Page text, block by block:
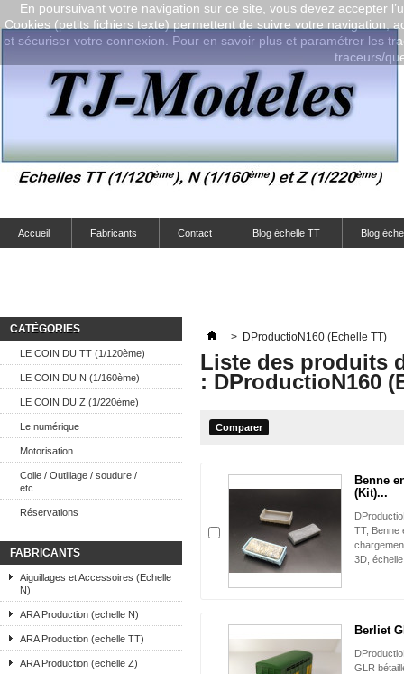
Accueil Fabricants Contact Blog échelle TT Blog
CATÉGORIES
LE COIN DU TT (1/120ème)
LE COIN DU N (1/160ème)
LE COIN DU Z (1/220ème)
Le numérique
Motorisation
Colle / Outillage / soudure /
etc...
Réservations
FABRICANTS
Aiguillages et Accessoires (Echelle
N)
ARA Production (echelle N)
ARA Production (echelle TT)
ARA Production (echelle Z)
> DProductioN160 (Echelle TT)
Liste des produits
: DProductioN160
Benne
(Kit)...
TT, Benne
3D,
Berliet
GLR
En poursuivant votre navigation sur ce site, vous devez accepter
Cookies (petits fichiers texte) permettent de suivre votre navigation,
et sécuriser votre connexion. Pour en savoir plus et paramétrer les
traceurs/